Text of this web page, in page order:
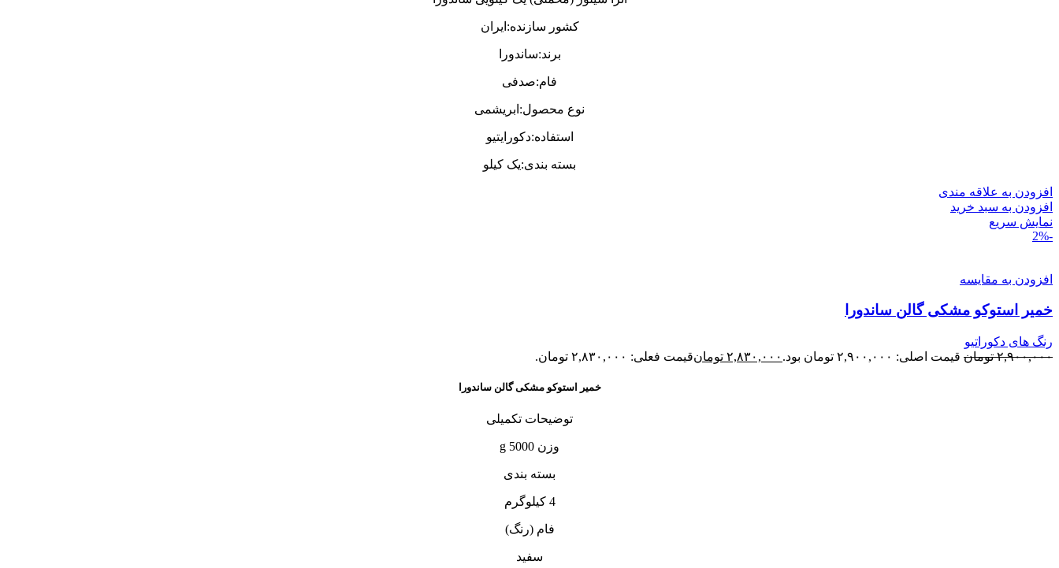
کشور سازنده:ایران
برند:ساندورا
فام:صدفی
نوع محصول:ابریشمی
استفاده:دکورایتیو
بسته بندی:یک کیلو
افزودن به علاقه مندی
افزودن به سبد خرید
نمایش سریع
-2%
افزودن به مقایسه
خمیر استوکو مشکی گالن ساندورا
رنگ های دکوراتیو
۲,۹۰۰,۰۰۰ تومان قیمت اصلی: ۲,۹۰۰,۰۰۰ تومان بود. ۲,۸۳۰,۰۰۰ تومانقیمت فعلی: ۲,۸۳۰,۰۰۰ تومان.
خمیر استوکو مشکی گالن ساندورا
توضیحات تکمیلی
وزن 5000 g
بسته بندی
4 کیلوگرم
فام (رنگ)
سفید